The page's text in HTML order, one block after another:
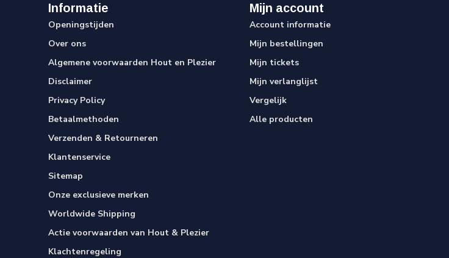
Informatie
Openingstijden
Over ons
Algemene voorwaarden Hout en Plezier
Disclaimer
Privacy Policy
Betaalmethoden
Verzenden & Retourneren
Klantenservice
Sitemap
Onze exclusieve merken
Worldwide Shipping
Actie voorwaarden van Hout & Plezier
Klachtenregeling
Mijn account
Account informatie
Mijn bestellingen
Mijn tickets
Mijn verlanglijst
Vergelijk
Alle producten